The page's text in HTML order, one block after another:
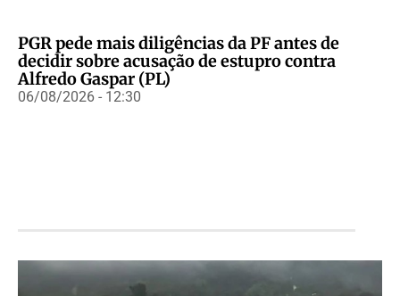
PGR pede mais diligências da PF antes de
decidir sobre acusação de estupro contra
Alfredo Gaspar (PL)
06/08/2026 - 12:30